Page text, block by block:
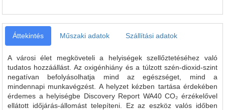
Áttekintés Műszaki adatok Szállítási adatok
A városi élet megköveteli a helyiségek szellőztetéséhez való
tudatos hozzáállást. Az oxigénhiány és a túlzott szén-dioxid-szint
negatívan befolyásolhatja mind az egészséget, mind a
mindennapi munkavégzést. A helyzet kézben tartása érdekében
érdemes a helyiségbe Discovery Report WA40 CO₂ érzékelővel
ellátott időjárás-állomást telepíteni. Ez az eszköz valós időben